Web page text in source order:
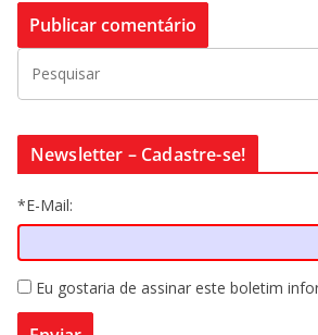
Newsletter – Cadastre-se!
*E-Mail:
Eu gostaria de assinar este boletim